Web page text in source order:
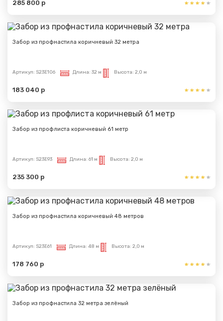
285 800 р
Забор из профнастила коричневый 32 метра
Артикул: S23E106 Длина: 32 м Высота: 2,0 м
183 040 р
Забор из профлиста коричневый 61 метр
Артикул: S23E93 Длина: 61 м Высота: 2,0 м
235 300 р
Забор из профнастила коричневый 48 метров
Артикул: S23E61 Длина: 48 м Высота: 2,0 м
178 760 р
Забор из профнастила 32 метра зелёный